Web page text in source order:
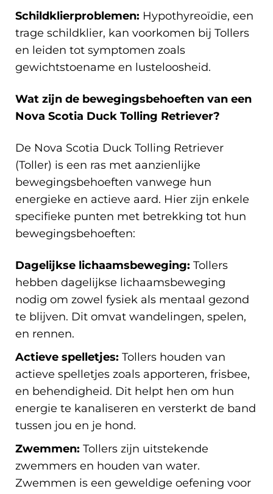
Schildklierproblemen: Hypothyreoïdie, een
trage schildklier, kan voorkomen bij Tollers
en leiden tot symptomen zoals
gewichtstoename en lusteloosheid.
Wat zijn de bewegingsbehoeften van een
Nova Scotia Duck Tolling Retriever?
De Nova Scotia Duck Tolling Retriever
(Toller) is een ras met aanzienlijke
bewegingsbehoeften vanwege hun
energieke en actieve aard. Hier zijn enkele
specifieke punten met betrekking tot hun
bewegingsbehoeften:
Dagelijkse lichaamsbeweging: Tollers
hebben dagelijkse lichaamsbeweging
nodig om zowel fysiek als mentaal gezond
te blijven. Dit omvat wandelingen, spelen,
en rennen.
Actieve spelletjes: Tollers houden van
actieve spelletjes zoals apporteren, frisbee,
en behendigheid. Dit helpt hen om hun
energie te kanaliseren en versterkt de band
tussen jou en je hond.
Zwemmen: Tollers zijn uitstekende
zwemmers en houden van water.
Zwemmen is een geweldige oefening voor